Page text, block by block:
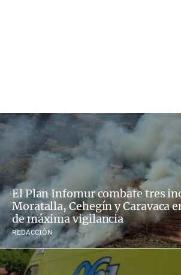
El Plan Infomur combate tres
Moratalla, Cehegín y Caravaca
de máxima vigilancia
REDACCIÓN